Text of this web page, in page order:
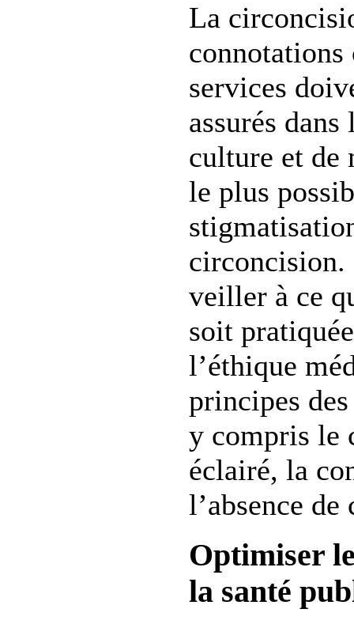
La
services
assurés
culture et de
le plus
circoncision.
veiller à ce
soit
l’éthique
principes
y compris le
éclairé, la
l’absence
Optimiser
la santé